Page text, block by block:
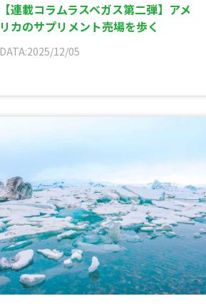
【連載コラムラスベガス第二弾】アメ
リカのサプリメント売場を歩く
DATA:2025/12/05